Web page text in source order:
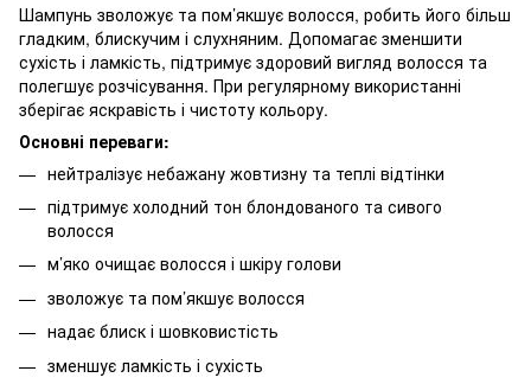
Шампунь зволожує та пом’якшує волосся, робить його більш
гладким, блискучим і слухняним. Допомагає зменшити
сухість і ламкість, підтримує здоровий вигляд волосся та
полегшує розчісування. При регулярному використанні
зберігає яскравість і чистоту кольору.
Основні переваги:
нейтралізує небажану жовтизну та теплі відтінки
підтримує холодний тон блондованого та сивого
волосся
м’яко очищає волосся і шкіру голови
зволожує та пом’якшує волосся
надає блиск і шовковистість
зменшує ламкість і сухість